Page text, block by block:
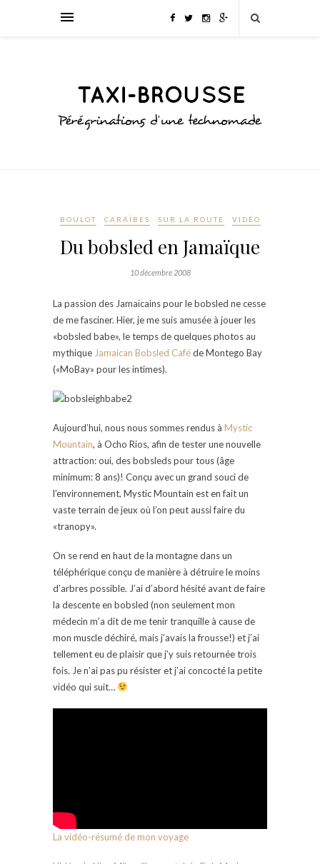
BOULOT CARAÏBES SUR LA ROUTE VIDÉO
Du bobsled en Jamaïque
10 décembre 2008
La passion des Jamaïcains pour le bobsled ne cesse
de me fasciner. Hier, je me suis amusée à jouer les
«bobsled babe», le temps de quelques photos au
mythique Jamaican Bobsled Caféde Montego Bay
(«MoBay» pour les intimes).
Aujourd’hui, nous nous sommes rendus à Mystic
Mountain, à Ocho Rios, afin de tester une nouvelle
attraction: oui, des bobsleds pour tous (âge
minimum: 8 ans)! Conçu avec un grand souci de
l’environnement, Mystic Mountain est en fait un
vaste terrain de jeux où l’on peut aussi faire du
«tranopy».
On se rend en haut de la montagne dans un
téléphérique conçu de manière à détruire le moins
d’arbres possible. J’ai d’abord hésité avant de faire
la descente en bobsled (non seulement mon
médecin m’a dit de me tenir tranquille à cause de
mon muscle déchiré, mais j’avais la frousse!) et j’ai
tellement eu de plaisir que j’y suis retournée trois
fois. Je n’ai pas pu résister et j’ai concocté la petite
vidéo qui suit…
La vidéo-résumé de mon voyage